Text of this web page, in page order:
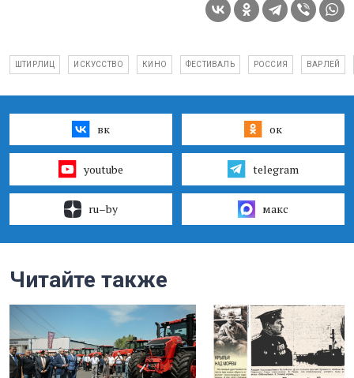
ШТИРЛИЦ ИСКУССТВО КИНО ФЕСТИВАЛЬ РОССИЯ ВАРЛЕЙ
вк ок
youtube telegram
ru–by макс
Читайте также